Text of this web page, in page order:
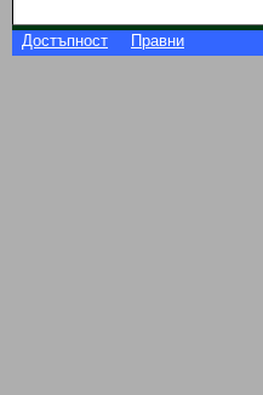
Достъпност Правни